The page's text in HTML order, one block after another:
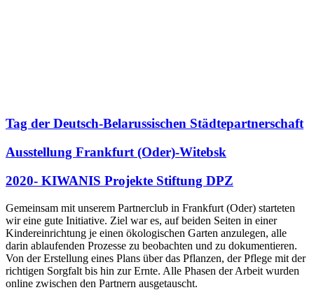
Tag der Deutsch-Belarussischen Städtepartnerschaft
Ausstellung Frankfurt (Oder)-Witebsk
2020- KIWANIS Projekte Stiftung DPZ
Gemeinsam mit unserem Partnerclub in Frankfurt (Oder) starteten
wir eine gute Initiative. Ziel war es, auf beiden Seiten in einer
Kindereinrichtung je einen ökologischen Garten anzulegen, alle
darin ablaufenden Prozesse zu beobachten und zu dokumentieren.
Von der Erstellung eines Plans über das Pflanzen, der Pflege mit der
richtigen Sorgfalt bis hin zur Ernte. Alle Phasen der Arbeit wurden
online zwischen den Partnern ausgetauscht.